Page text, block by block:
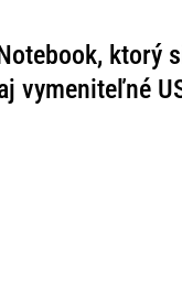
ktorý
vymeniteľné